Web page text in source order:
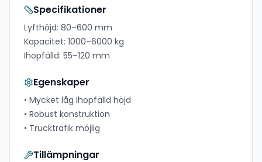
Specifikationer
Lyfthöjd: 80–600 mm
Kapacitet: 1000–6000 kg
Ihopfälld: 55–120 mm
Egenskaper
• Mycket låg ihopfälld höjd
• Robust konstruktion
• Trucktrafik möjlig
Tillämpningar